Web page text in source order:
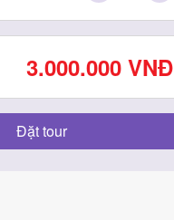
3.000.000 VNĐ